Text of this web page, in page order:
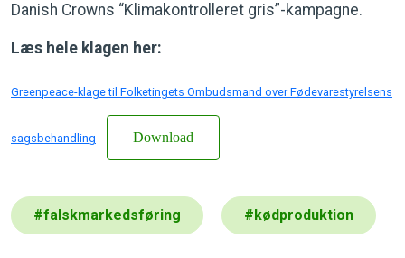
Danish Crowns “Klimakontrolleret gris”-kampagne.
Læs hele klagen her:
Greenpeace-klage til Folketingets Ombudsmand over Fødevarestyrelsens
sagsbehandling Download
#falskmarkedsføring #kødproduktion